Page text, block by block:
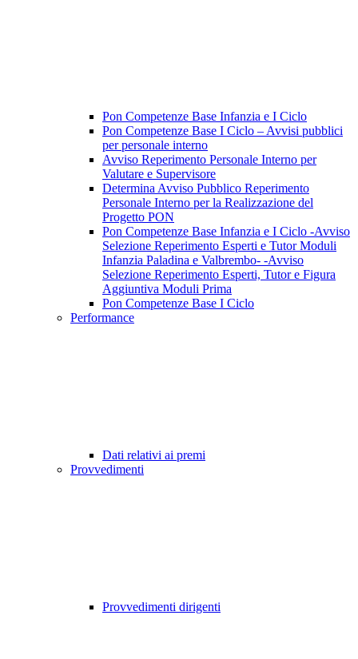
Pon Competenze Base Infanzia e I Ciclo
Pon Competenze Base I Ciclo – Avvisi pubblici
per personale interno
Avviso Reperimento Personale Interno per
Valutare e Supervisore
Determina Avviso Pubblico Reperimento
Personale Interno per la Realizzazione del
Progetto PON
Pon Competenze Base Infanzia e I Ciclo -Avviso
Selezione Reperimento Esperti e Tutor Moduli
Infanzia Paladina e Valbrembo- -Avviso
Selezione Reperimento Esperti, Tutor e Figura
Aggiuntiva Moduli Prima
Pon Competenze Base I Ciclo
Performance
Dati relativi ai premi
Provvedimenti
Provvedimenti dirigenti